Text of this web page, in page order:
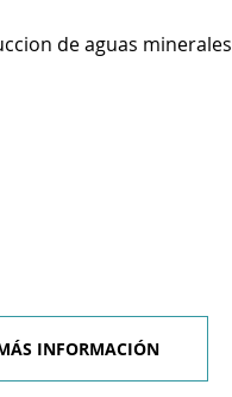
de aguas minerales
INFORMACIÓN